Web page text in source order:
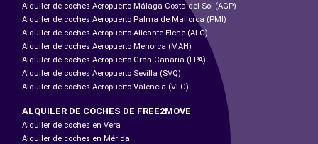
Alquiler de coches Aeropuerto Málaga-Costa del Sol (AGP)
Alquiler de coches Aeropuerto Palma de Mallorca (PMI)
Alquiler de coches Aeropuerto Alicante-Elche (ALC)
Alquiler de coches Aeropuerto Menorca (MAH)
Alquiler de coches Aeropuerto Gran Canaria (LPA)
Alquiler de coches Aeropuerto Sevilla (SVQ)
Alquiler de coches Aeropuerto Valencia (VLC)
ALQUILER DE COCHES DE FREE2MOVE
Alquiler de coches en Vera
Alquiler de coches en Mérida